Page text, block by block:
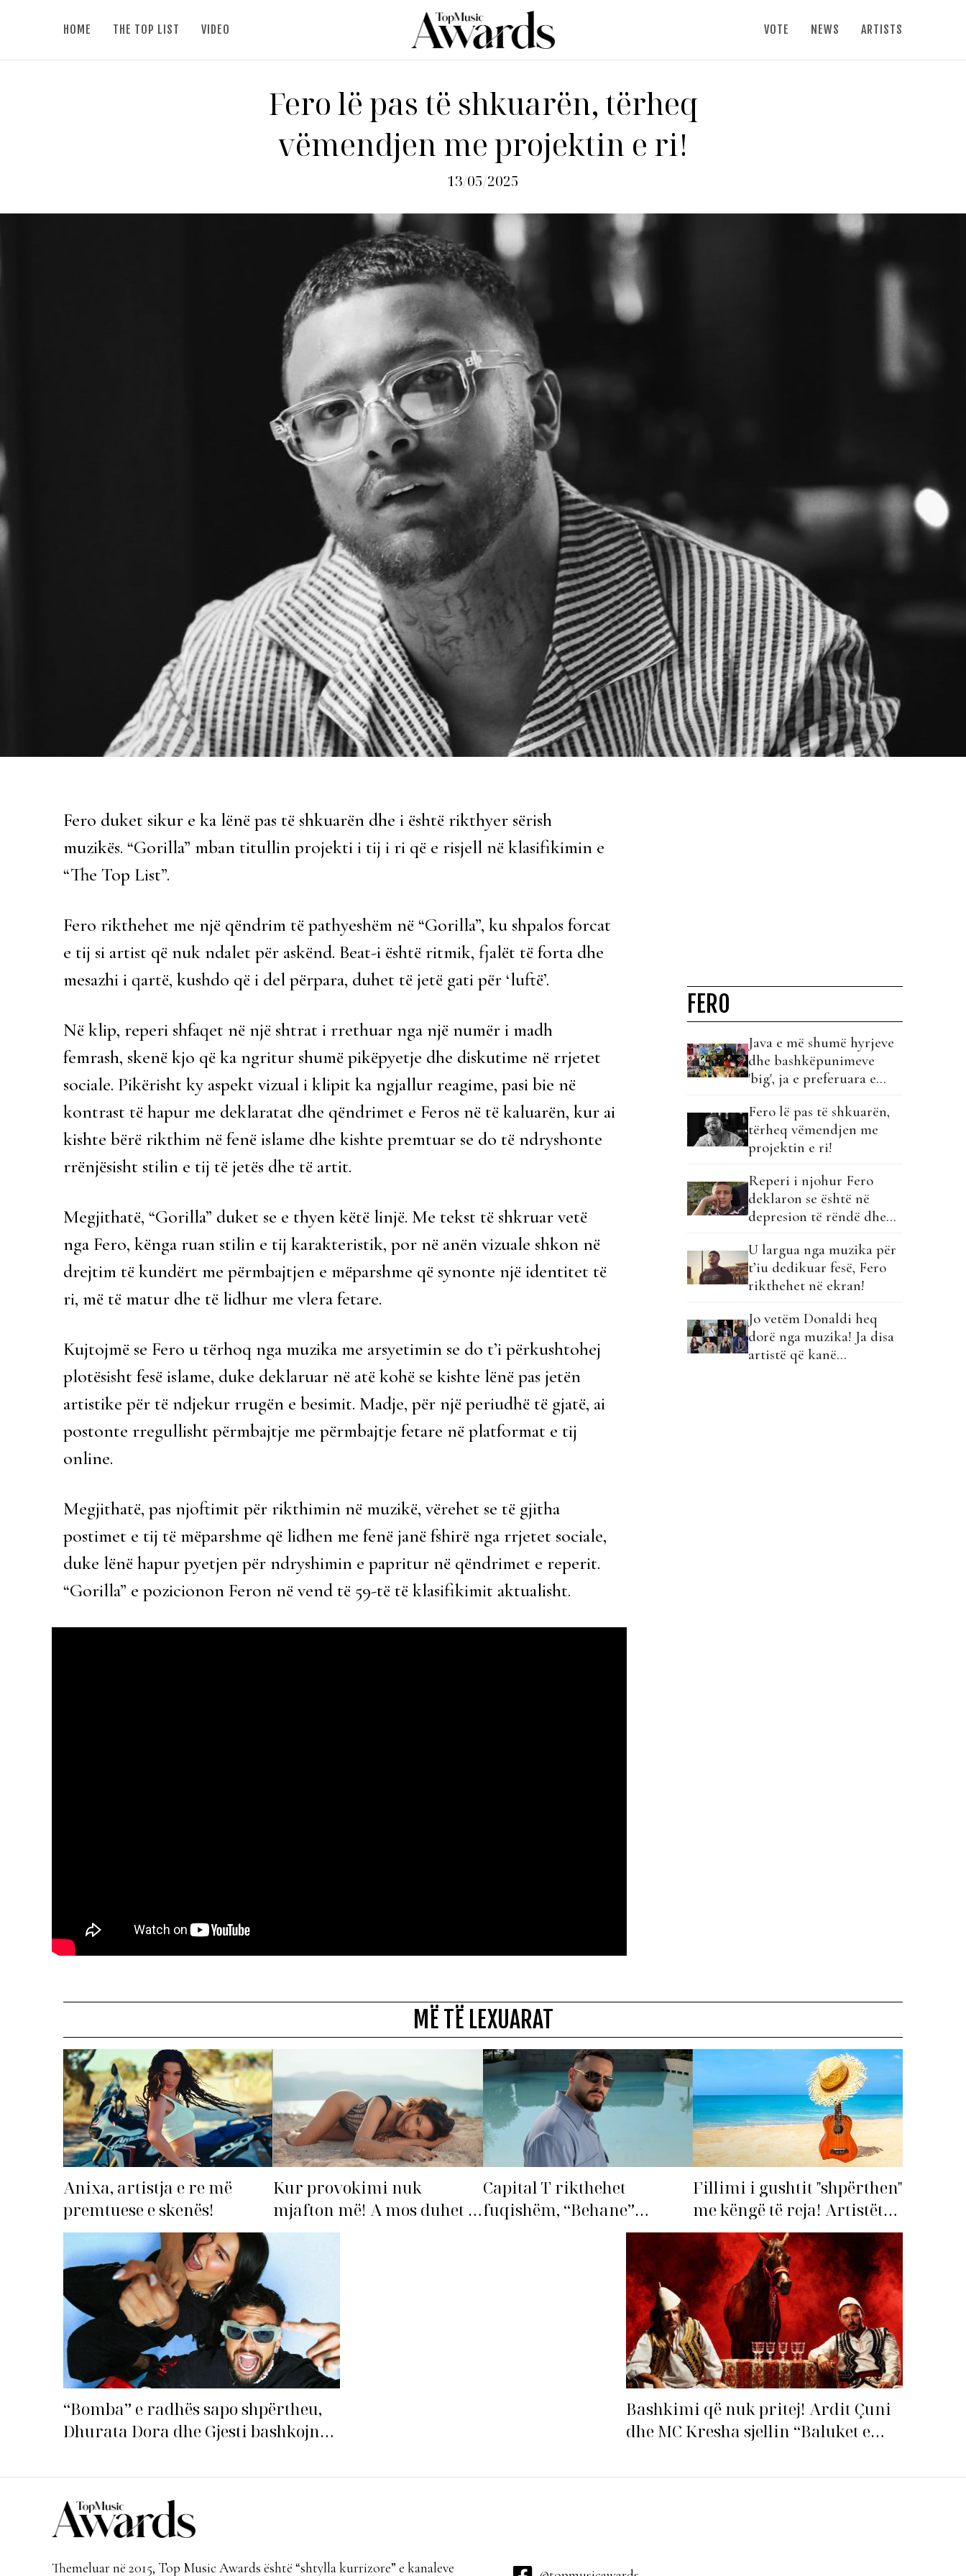
HOME THE TOP LIST VIDEO VOTE NEWS ARTISTS
Fero lë pas të shkuarën, tërheq
vëmendjen me projektin e ri!
13/05/2025
Fero duket sikur e ka lënë pas të shkuarën dhe i është rikthyer sërish
muzikës. “Gorilla” mban titullin projekti i tij i ri që e risjell në klasifikimin e
“The Top List”.
Fero rikthehet me një qëndrim të pathyeshëm në “Gorilla”, ku shpalos forcat
e tij si artist që nuk ndalet për askënd. Beat-i është ritmik, fjalët të forta dhe
mesazhi i qartë, kushdo që i del përpara, duhet të jetë gati për ‘luftë’.
Në klip, reperi shfaqet në një shtrat i rrethuar nga një numër i madh
femrash, skenë kjo që ka ngritur shumë pikëpyetje dhe diskutime në rrjetet
sociale. Pikërisht ky aspekt vizual i klipit ka ngjallur reagime, pasi bie në
kontrast të hapur me deklaratat dhe qëndrimet e Feros në të kaluarën, kur ai
kishte bërë rikthim në fenë islame dhe kishte premtuar se do të ndryshonte
rrënjësisht stilin e tij të jetës dhe të artit.
Megjithatë, “Gorilla” duket se e thyen këtë linjë. Me tekst të shkruar vetë
nga Fero, kënga ruan stilin e tij karakteristik, por në anën vizuale shkon në
drejtim të kundërt me përmbajtjen e mëparshme që synonte një identitet të
ri, më të matur dhe të lidhur me vlera fetare.
Kujtojmë se Fero u tërhoq nga muzika me arsyetimin se do t’i përkushtohej
plotësisht fesë islame, duke deklaruar në atë kohë se kishte lënë pas jetën
artistike për të ndjekur rrugën e besimit. Madje, për një periudhë të gjatë, ai
postonte rregullisht përmbajtje me përmbajtje fetare në platformat e tij
online.
Megjithatë, pas njoftimit për rikthimin në muzikë, vërehet se të gjitha
postimet e tij të mëparshme që lidhen me fenë janë fshirë nga rrjetet sociale,
duke lënë hapur pyetjen për ndryshimin e papritur në qëndrimet e reperit.
“Gorilla” e pozicionon Feron në vend të 59-të të klasifikimit aktualisht.
FERO
Java e më shumë hyrjeve
dhe bashkëpunimeve
'big', ja e preferuara e
Fero lë pas të shkuarën,
tërheq vëmendjen me
projektin e ri!
Reperi i njohur Fero
deklaron se është në
depresion të rëndë dhe
U largua nga muzika për
t’iu dedikuar fesë, Fero
rikthehet në ekran!
Jo vetëm Donaldi heq
dorë nga muzika! Ja disa
artistë që kanë
MË TË LEXUARAT
Anixa, artistja e re më
premtuese e skenës!
Kur provokimi nuk
mjafton më! A mos duhet të
‘dorëzohet’ Bleona?
Capital T rikthehet
fuqishëm, “Behane”
premton të bëhet fiksimi i
Fillimi i gushtit "shpërthen"
me këngë të reja! Artistët
shqiptarë hapin garën për
hitin e verës!
“Bomba” e radhës sapo shpërtheu,
Dhurata Dora dhe Gjesti bashkojnë
Bashkimi që nuk pritej! Ardit Çuni
dhe MC Kresha sjellin “Baluket e
Themeluar në 2015, Top Music Awards është “shtylla kurrizore” e kanaleve